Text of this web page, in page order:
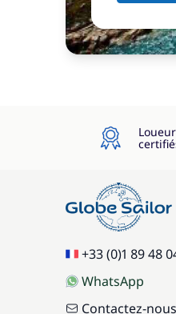
+33 (0)1 89 48
WhatsApp
Contactez-nous